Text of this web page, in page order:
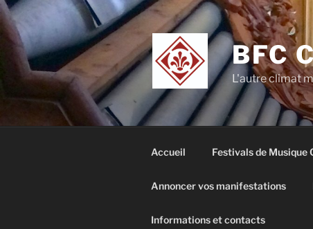
Aller
au
contenu
principal
BFC
L'autre climat
Accueil Festivals de Musique
Annoncer vos manifestations
Informations et contacts